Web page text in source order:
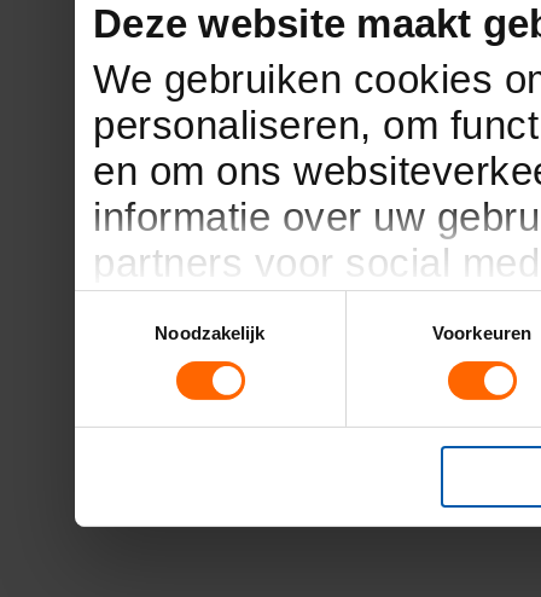
Deze website maakt
We gebruiken cookies
personaliseren, om
en om ons
informatie over uw
partners voor social
informatie die u aan ze
verzameld op basis
Noodzakelijk
Voorkeuren